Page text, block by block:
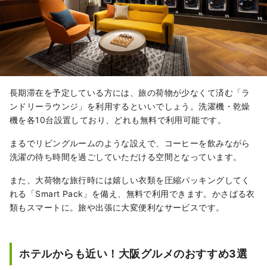
長期滞在を予定している方には、旅の荷物が少なくて済む「ラ
ンドリーラウンジ」を利用するといいでしょう。洗濯機・乾燥
機を各10台設置しており、どれも無料で利用可能です。
まるでリビングルームのような設えで、コーヒーを飲みながら
洗濯の待ち時間を過ごしていただける空間となっています。
また、大荷物な旅行時には嬉しい衣類を圧縮パッキングしてく
れる「Smart Pack」を備え、無料で利用できます。かさばる衣
類もスマートに。旅や出張に大変便利なサービスです。
ホテルからも近い！大阪グルメのおすすめ3選